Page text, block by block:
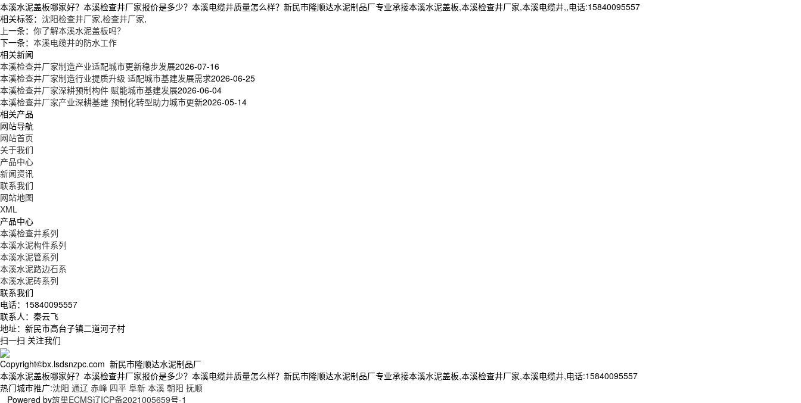
本溪水泥盖板哪家好？本溪检查井厂家报价是多少？本溪电缆井质量怎么样？新民市隆顺达水泥制品厂专业承接本溪水泥盖板,本溪检查井厂家,本溪电缆井,,电话:15840095557
相关标签： 沈阳检查井厂家,检查井厂家,
上一条： 你了解本溪水泥盖板吗？
下一条： 本溪电缆井的防水工作
相关新闻
本溪检查井厂家制造产业适配城市更新稳步发展2026-07-16
本溪检查井厂家制造行业提质升级 适配城市基建发展需求2026-06-25
本溪检查井厂家深耕预制构件 赋能城市基建发展2026-06-04
本溪检查井厂家产业深耕基建 预制化转型助力城市更新2026-05-14
相关产品
网站导航
网站首页
关于我们
产品中心
新闻资讯
联系我们
网站地图
XML
产品中心
本溪检查井系列
本溪水泥构件系列
本溪水泥管系列
本溪水泥路边石系
本溪水泥砖系列
联系我们
电话：15840095557
联系人：秦云飞
地址：新民市高台子镇二道河子村
扫一扫 关注我们
Copyright©bx.lsdsnzpc.com 新民市隆顺达水泥制品厂
本溪水泥盖板哪家好？本溪检查井厂家报价是多少？本溪电缆井质量怎么样？新民市隆顺达水泥制品厂专业承接本溪水泥盖板,本溪检查井厂家,本溪电缆井,电话:15840095557
热门城市推广:沈阳 通辽 赤峰 四平 阜新 本溪 朝阳 抚顺
Powered by筑巢ECMS辽ICP备2021005659号-1